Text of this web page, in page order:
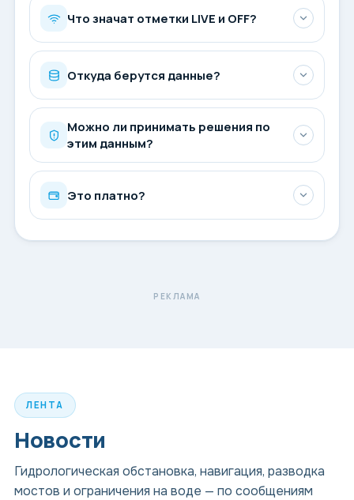
Что значат отметки LIVE и OFF?
Откуда берутся данные?
Можно ли принимать решения по
этим данным?
Это платно?
ЛЕНТА
Новости
Гидрологическая обстановка, навигация, разводка
мостов и ограничения на воде — по сообщениям